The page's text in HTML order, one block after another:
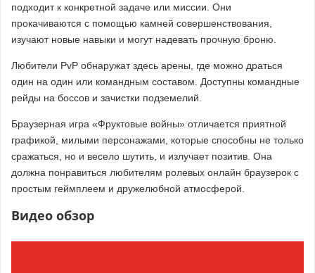
подходит к конкретной задаче или миссии. Они
прокачиваются с помощью камней совершенствования,
изучают новые навыки и могут надевать прочную броню.
Любители PvP обнаружат здесь арены, где можно драться
один на один или командным составом. Доступны командные
рейды на боссов и зачистки подземелий.
Браузерная игра «Фруктовые войны» отличается приятной
графикой, милыми персонажами, которые способны не только
сражаться, но и весело шутить, и излучает позитив. Она
должна понравиться любителям ролевых онлайн браузерок с
простым геймплеем и дружелюбной атмосферой.
Видео обзор